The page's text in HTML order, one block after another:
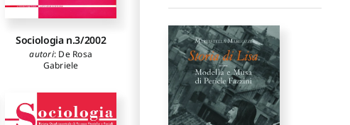
Sociologia n.3/2002
autori: De Rosa
Gabriele